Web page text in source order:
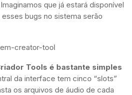
que já estará disponível
bugs no sistema serão
Tools é bastante simples
da interface tem cinco “slots”
os arquivos de áudio de cada